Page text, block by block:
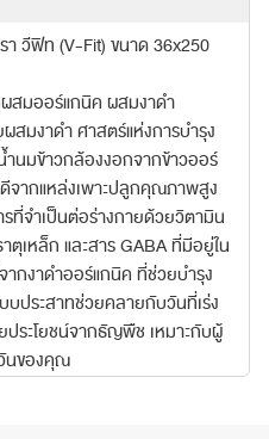
วีฟิท (V-Fit) ขนาด 36x250
สมออร์แกนิค ผสมงาดำ
มงาดำ ศาสตร์แห่งการบำรุง
นมข้าวกล้องงอกจากข้าวออร์
จากแหล่งเพาะปลูกคุณภาพสูง
ที่จำเป็นต่อร่างกายด้วยวิตามิน
เหล็ก และสาร GABA ที่มีอยู่ใน
กงาดำออร์แกนิค ที่ช่วยบำรุง
บประสาทช่วยคลายกับวันที่เร่ง
ระโยชน์จากธัญพืช เหมาะกับผู้
นของคุณ